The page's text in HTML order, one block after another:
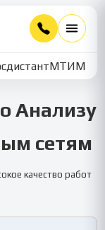
МТИММУ
Анализу
сетям
качество работ